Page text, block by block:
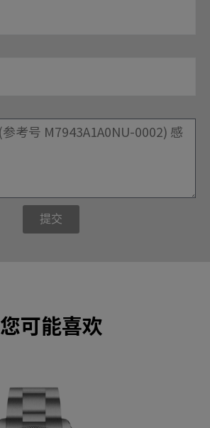
提交
您可能喜欢